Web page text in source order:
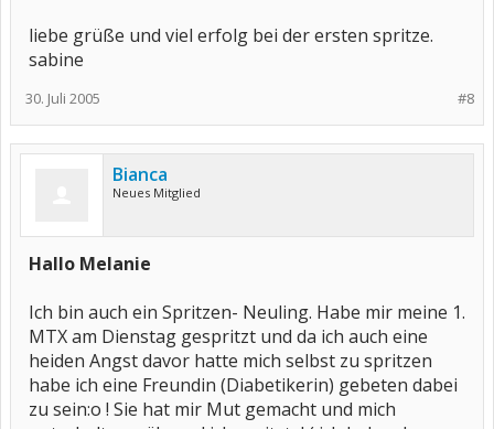
liebe grüße und viel erfolg bei der ersten spritze.
sabine
#8
30. Juli 2005
Bianca
Neues Mitglied
Hallo Melanie
Ich bin auch ein Spritzen- Neuling. Habe mir meine 1.
MTX am Dienstag gespritzt und da ich auch eine
heiden Angst davor hatte mich selbst zu spritzen
habe ich eine Freundin (Diabetikerin) gebeten dabei
zu sein:o ! Sie hat mir Mut gemacht und mich